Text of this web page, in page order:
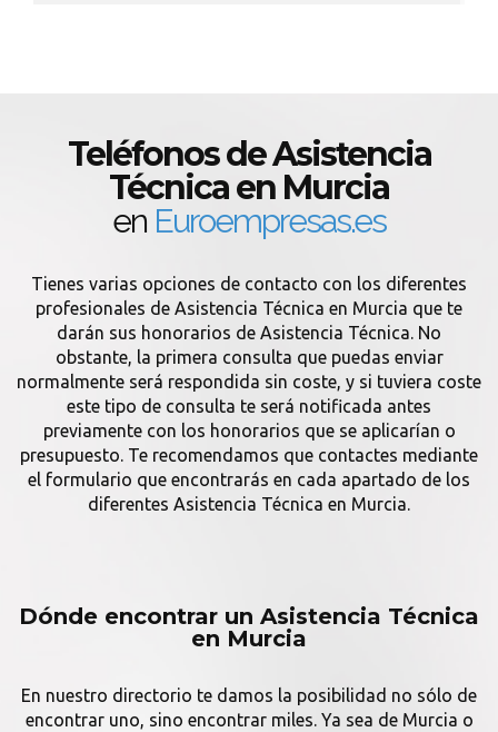
Teléfonos de Asistencia
Técnica en Murcia
en Euroempresas.es
Tienes varias opciones de contacto con los diferentes
profesionales de Asistencia Técnica en Murcia que te
darán sus honorarios de Asistencia Técnica. No
obstante, la primera consulta que puedas enviar
normalmente será respondida sin coste, y si tuviera coste
este tipo de consulta te será notificada antes
previamente con los honorarios que se aplicarían o
presupuesto. Te recomendamos que contactes mediante
el formulario que encontrarás en cada apartado de los
diferentes Asistencia Técnica en Murcia.
Dónde encontrar un Asistencia Técnica
en Murcia
En nuestro directorio te damos la posibilidad no sólo de
encontrar uno, sino encontrar miles. Ya sea de Murcia o